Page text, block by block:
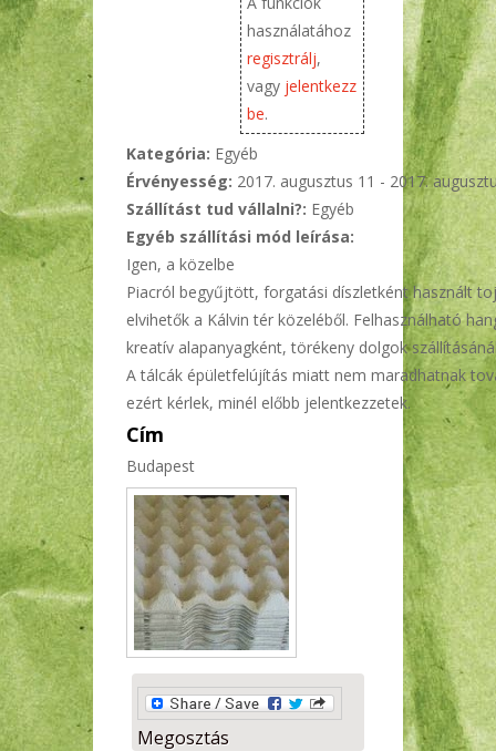
használatához
regisztrálj,
vagy jelentkezz
be.
Kategória: Egyéb
Érvényesség: 2017. augusztus 11 - 2017.
Szállítást tud vállalni?: Egyéb
Egyéb szállítási mód leírása:
Igen, a közelbe
Piacról begyűjtött, forgatási díszletként használt
elvihetők a Kálvin tér közeléből. Felhasználható
kreatív alapanyagként, törékeny dolgok
A tálcák épületfelújítás miatt nem maradhatnak
ezért kérlek, minél előbb jelentkezzetek.
Cím
Budapest
Megosztás